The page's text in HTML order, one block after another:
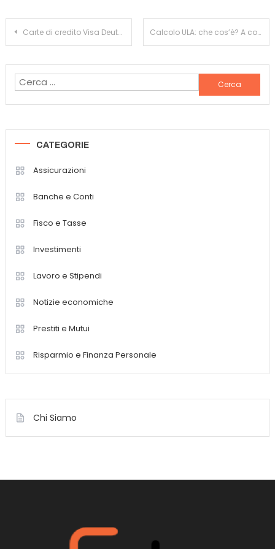
Navigazione
Carte di credito Visa Deutsche Bank: quali sono? Com’è possibile richiederle? Calcolo ULA: che cos’è? A cosa serve? Come si effettua?
Ricerca
per:
CATEGORIE
Assicurazioni
Banche e Conti
Fisco e Tasse
Investimenti
Lavoro e Stipendi
Notizie economiche
Prestiti e Mutui
Risparmio e Finanza Personale
Chi Siamo